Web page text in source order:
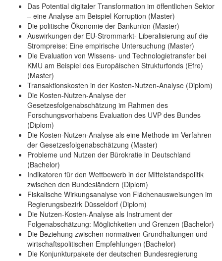
Das Potential digitaler Transformation im öffentlichen Sektor
– eine Analyse am Beispiel Korruption (Master)
Die politische Ökonomie der Bankunion (Master)
Auswirkungen der EU-Strommarkt- Liberalisierung auf die
Strompreise: Eine empirische Untersuchung (Master)
Die Evaluation von Wissens- und Technologietransfer bei
KMU am Beispiel des Europäischen Strukturfonds (Efre)
(Master)
Transaktionskosten in der Kosten-Nutzen-Analyse (Diplom)
Die Kosten-Nutzen-Analyse der
Gesetzesfolgenabschätzung im Rahmen des
Forschungsvorhabens Evaluation des UVP des Bundes
(Diplom)
Die Kosten-Nutzen-Analyse als eine Methode im Verfahren
der Gesetzesfolgenabschätzung (Master)
Probleme und Nutzen der Bürokratie in Deutschland
(Bachelor)
Indikatoren für den Wettbewerb in der Mittelstandspolitik
zwischen den Bundesländern (Diplom)
Fiskalische Wirkungsanalyse von Flächenausweisungen im
Regierungsbezirk Düsseldorf (Diplom)
Die Nutzen-Kosten-Analyse als Instrument der
Folgenabschätzung: Möglichkeiten und Grenzen (Bachelor)
Die Beziehung zwischen normativen Grundhaltungen und
wirtschaftspolitischen Empfehlungen (Bachelor)
Die Konjunkturpakete der deutschen Bundesregierung